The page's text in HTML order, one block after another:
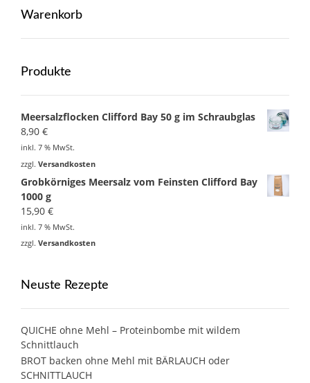
Warenkorb
Produkte
Meersalzflocken Clifford Bay 50 g im Schraubglas
8,90 €
inkl. 7 % MwSt.
zzgl. Versandkosten
Grobkörniges Meersalz vom Feinsten Clifford Bay
1000 g
15,90 €
inkl. 7 % MwSt.
zzgl. Versandkosten
Neuste Rezepte
QUICHE ohne Mehl – Proteinbombe mit wildem
Schnittlauch
BROT backen ohne Mehl mit BÄRLAUCH oder
SCHNITTLAUCH